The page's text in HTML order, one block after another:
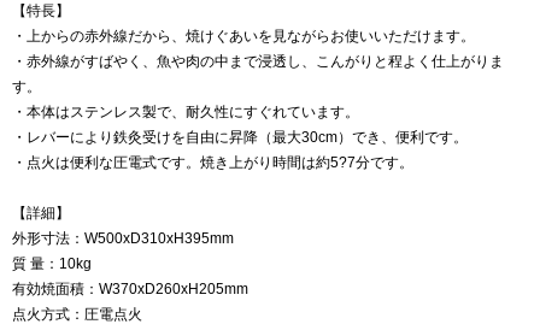
【特長】
・上からの赤外線だから、焼けぐあいを見ながらお使いいただけます。
・赤外線がすばやく、魚や肉の中まで浸透し、こんがりと程よく仕上がりま
す。
・本体はステンレス製で、耐久性にすぐれています。
・レバーにより鉄灸受けを自由に昇降（最大30cm）でき、便利です。
・点火は便利な圧電式です。焼き上がり時間は約5?7分です。
【詳細】
外形寸法：W500xD310xH395mm
質 量：10kg
有効焼面積：W370xD260xH205mm
点火方式：圧電点火